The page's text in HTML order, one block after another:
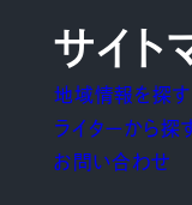
サイト
地域情報を探す
ライターから探
お問い合わせ